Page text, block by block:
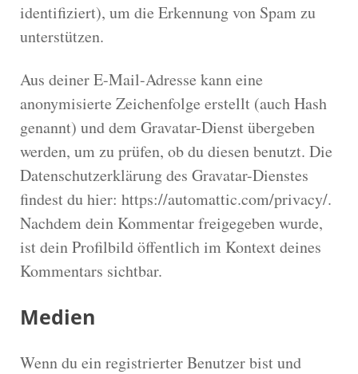
identifiziert), um die Erkennung von Spam zu
unterstützen.
Aus deiner E-Mail-Adresse kann eine
anonymisierte Zeichenfolge erstellt (auch Hash
genannt) und dem Gravatar-Dienst übergeben
werden, um zu prüfen, ob du diesen benutzt. Die
Datenschutzerklärung des Gravatar-Dienstes
findest du hier: https://automattic.com/privacy/.
Nachdem dein Kommentar freigegeben wurde,
ist dein Profilbild öffentlich im Kontext deines
Kommentars sichtbar.
Medien
Wenn du ein registrierter Benutzer bist und